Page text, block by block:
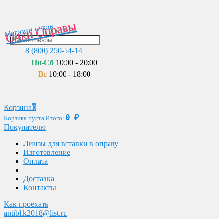
Очки Оправы
Магазин очков
8 (800) 250-54-14
Пн-Сб 10:00 - 20:00
Вс 10:00 - 18:00
Корзина0
Корзина пуста Итого: 0 ₽
Покупателю
Линзы для вставки в оправу
Изготовление
Оплата
Доставка
Контакты
Как проехать
antiblik2018@list.ru